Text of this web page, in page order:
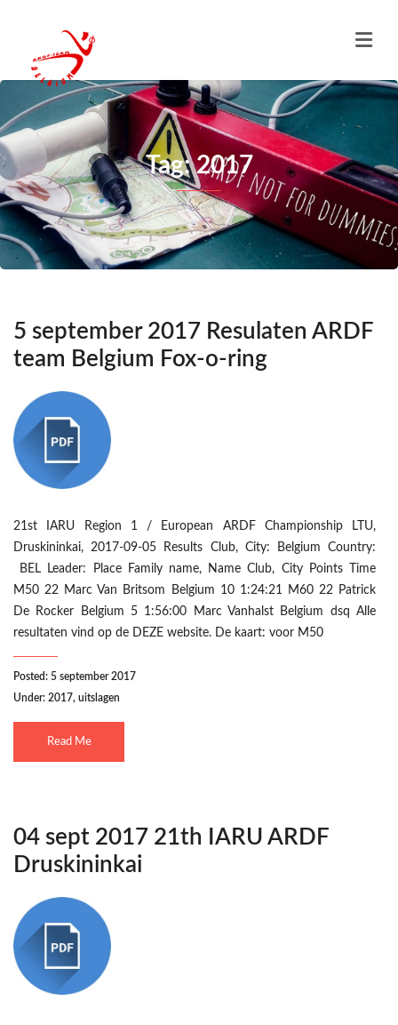
Tag: 2017
5 september 2017 Resulaten ARDF
team Belgium Fox-o-ring
21st IARU Region 1 / European ARDF Championship LTU,
Druskininkai, 2017-09-05 Results Club, City: Belgium Country:
BEL Leader: Place Family name, Name Club, City Points Time
M50 22 Marc Van Britsom Belgium 10 1:24:21 M60 22 Patrick
De Rocker Belgium 5 1:56:00 Marc Vanhalst Belgium dsq Alle
resultaten vind op de DEZE website. De kaart: voor M50
Posted: 5 september 2017
Under: 2017, uitslagen
Read Me
04 sept 2017 21th IARU ARDF
Druskininkai